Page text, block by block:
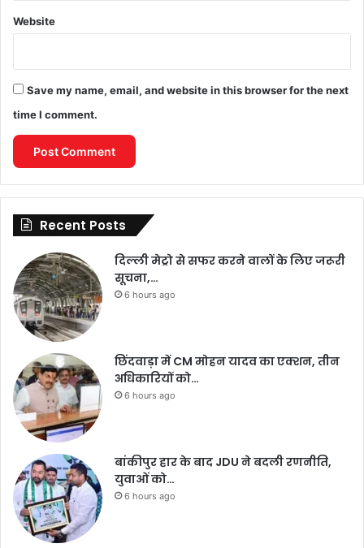
Website
Save my name, email, and website in this browser for the next
time I comment.
Recent Posts
दिल्ली मेट्रो से सफर करने वालों के लिए जरूरी
सूचना,…
6 hours ago
छिंदवाड़ा में CM मोहन यादव का एक्शन, तीन
अधिकारियों को…
6 hours ago
बांकीपुर हार के बाद JDU ने बदली रणनीति,
युवाओं को…
6 hours ago